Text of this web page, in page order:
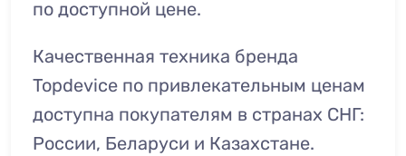
по доступной цене.
Качественная техника бренда
Topdevice по привлекательным ценам
доступна покупателям в странах СНГ:
России, Беларуси и Казахстане.